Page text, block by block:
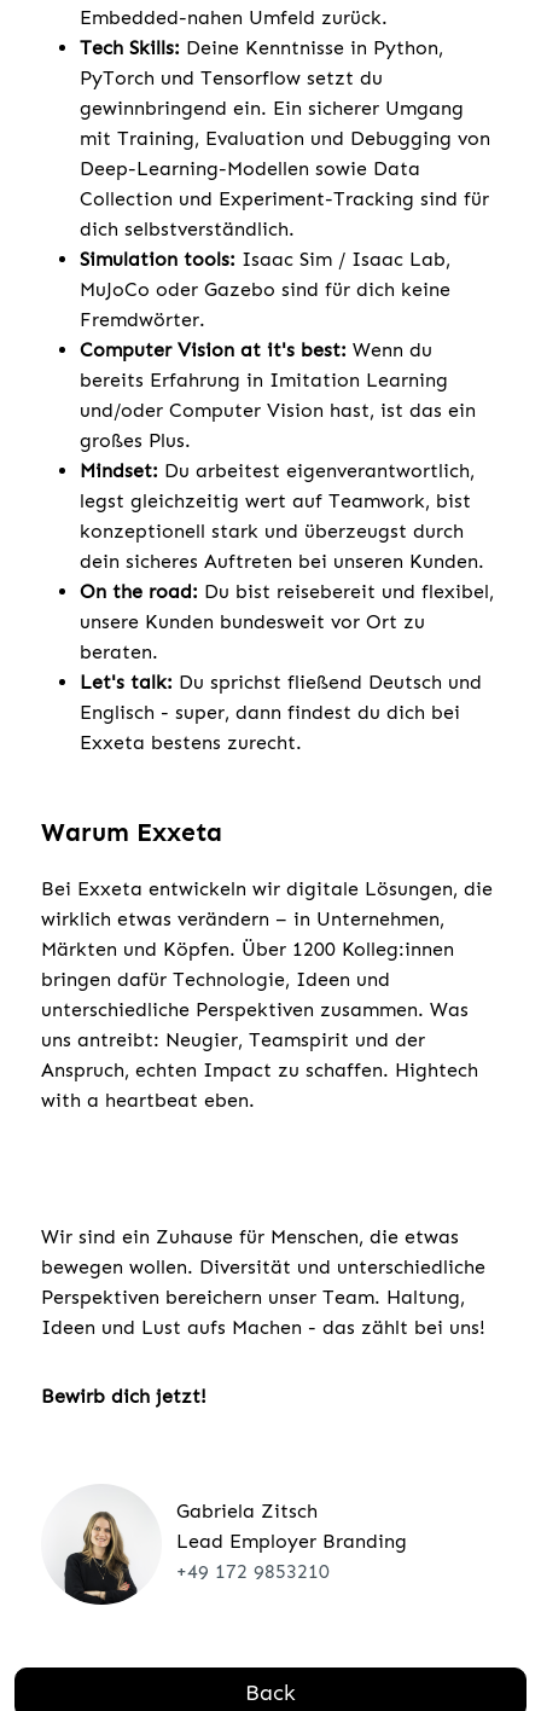
Embedded-nahen Umfeld zurück.
Tech Skills: Deine Kenntnisse in Python,
PyTorch und Tensorflow setzt du
gewinnbringend ein. Ein sicherer Umgang
mit Training, Evaluation und Debugging von
Deep-Learning-Modellen sowie Data
Collection und Experiment-Tracking sind für
dich selbstverständlich.
Simulation tools: Isaac Sim / Isaac Lab,
MuJoCo oder Gazebo sind für dich keine
Fremdwörter.
Computer Vision at it's best: Wenn du
bereits Erfahrung in Imitation Learning
und/oder Computer Vision hast, ist das ein
großes Plus.
Mindset: Du arbeitest eigenverantwortlich,
legst gleichzeitig wert auf Teamwork, bist
konzeptionell stark und überzeugst durch
dein sicheres Auftreten bei unseren Kunden.
On the road: Du bist reisebereit und flexibel,
unsere Kunden bundesweit vor Ort zu
beraten.
Let's talk: Du sprichst fließend Deutsch und
Englisch - super, dann findest du dich bei
Exxeta bestens zurecht.
Warum Exxeta
Bei Exxeta entwickeln wir digitale Lösungen, die
wirklich etwas verändern – in Unternehmen,
Märkten und Köpfen. Über 1200 Kolleg:innen
bringen dafür Technologie, Ideen und
unterschiedliche Perspektiven zusammen. Was
uns antreibt: Neugier, Teamspirit und der
Anspruch, echten Impact zu schaffen. Hightech
with a heartbeat eben.
Wir sind ein Zuhause für Menschen, die etwas
bewegen wollen. Diversität und unterschiedliche
Perspektiven bereichern unser Team. Haltung,
Ideen und Lust aufs Machen - das zählt bei uns!
Bewirb dich jetzt!
Gabriela Zitsch
Lead Employer Branding
+49 172 9853210
Back